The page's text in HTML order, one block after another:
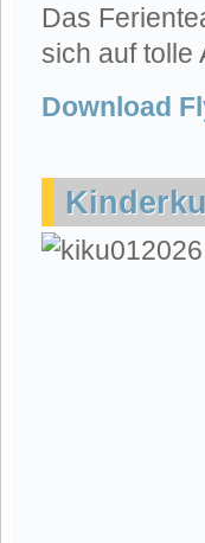
Das
sich auf tolle
Download